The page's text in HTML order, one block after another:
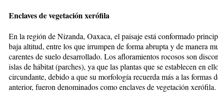
Enclaves de vegetación xerófila
En la región de Nizanda, Oaxaca, el paisaje está conformado
baja altitud, entre los que irrumpen de forma abrupta y de manera
carentes de suelo desarrollado. Los afloramientos rocosos son
islas de hábitat (parches), ya que las plantas que se establecen en
circundante, debido a que su morfología recuerda más a las formas
anterior, fueron denominados como enclaves de vegetación xerófila.